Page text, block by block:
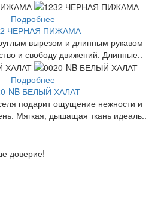
Подробнее
ЧЕРНАЯ ПИЖАМА
вырезом и длинным рукавом
и свободу движений. Длинные..
Подробнее
NB БЕЛЫЙ ХАЛАТ
подарит ощущение нежности и
Мягкая, дышащая ткань идеаль..
доверие!